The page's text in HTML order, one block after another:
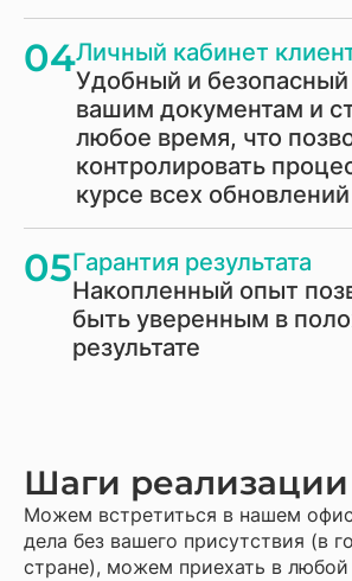
04Личный кабинет
Удобный и безопасный
вашим документам и
любое время, что
контролировать
курсе всех обновлений
05Гарантия результата
Накопленный опыт
быть уверенным в
результате
Шаги реализации
Можем встретиться в нашем
дела без вашего присутствия (в
стране), можем приехать в